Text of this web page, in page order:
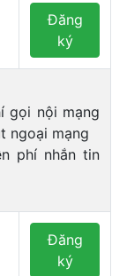
Đăng
ký
gọi nội mạng
ngoại mạng
phí nhắn tin
Đăng
ký